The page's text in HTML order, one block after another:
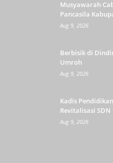
Musyawarah
Pancasila
Aug 9, 2026
Berbisik di
Umroh
Aug 9, 2026
Kadis
Revitalisasi SDN
Aug 9, 2026